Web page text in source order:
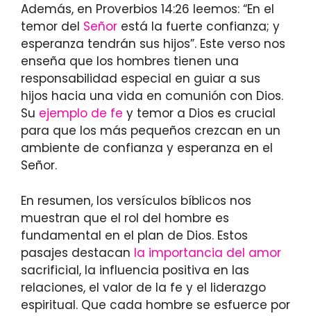
Además, en Proverbios 14:26 leemos: “En el
temor del Señor está la fuerte confianza; y
esperanza tendrán sus hijos”. Este verso nos
enseña que los hombres tienen una
responsabilidad especial en guiar a sus
hijos hacia una vida en comunión con Dios.
Su ejemplo de fe y temor a Dios es crucial
para que los más pequeños crezcan en un
ambiente de confianza y esperanza en el
Señor.
En resumen, los versículos bíblicos nos
muestran que el rol del hombre es
fundamental en el plan de Dios. Estos
pasajes destacan la importancia del amor
sacrificial, la influencia positiva en las
relaciones, el valor de la fe y el liderazgo
espiritual. Que cada hombre se esfuerce por